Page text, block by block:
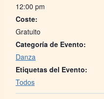
12:00 pm
Coste:
Gratuito
Categoría de Evento:
Danza
Etiquetas del Evento:
Todos